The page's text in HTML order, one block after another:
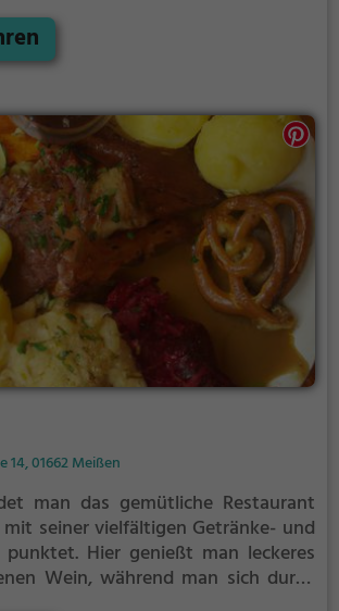
an Cocktails und Bier sowie
der hauseigenen Eisdiele. Hier trifft
ob man alleine zum Entspannen
mit Freunden zum ausgedehnten
das Cafehaus Zille verspricht
in entspannter Umgebung.
14, 01662 Meißen
man das gemütliche Restaurant
seiner vielfältigen Getränke- und
punktet. Hier genießt man leckeres
Wein, während man sich durch